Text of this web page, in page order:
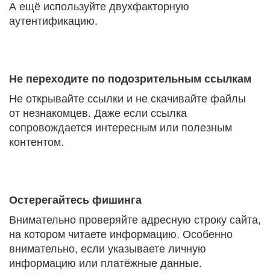
А ещё используйте двухфакторную
аутентификацию.
Не переходите по подозрительным ссылкам
Не открывайте ссылки и не скачивайте файлы
от незнакомцев. Даже если ссылка
сопровождается интересным или полезным
контентом.
Остерегайтесь фишинга
Внимательно проверяйте адресную строку сайта,
на котором читаете информацию. Особенно
внимательно, если указываете личную
информацию или платёжные данные.